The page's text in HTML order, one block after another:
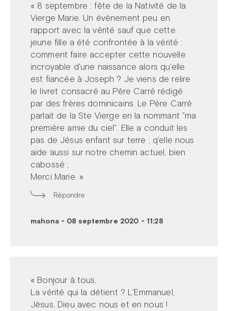
« 8 septembre : fête de la Nativité de la
Vierge Marie. Un évènement peu en
rapport avec la vérité sauf que cette
jeune fille a été confrontée à la vérité :
comment faire accepter cette nouvelle
incroyable d'une naissance alors qu'elle
est fiancée à Joseph ? Je viens de relire
le livret consacré au Père Carré rédigé
par des frères dominicains. Le Père Carré
parlait de la Ste Vierge en la nommant "ma
première amie du ciel". Elle a conduit les
pas de Jésus enfant sur terre ; q'elle nous
aide aussi sur notre chemin actuel, bien
cabossé ;
Merci Marie. »
Répondre
mahona - 08 septembre 2020 - 11:28
« Bonjour à tous.
La vérité qui la détient ? L'Emmanuel,
Jésus, Dieu avec nous et en nous !